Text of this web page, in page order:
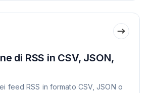
di RSS in CSV, JSON,
feed RSS in formato CSV, JSON o